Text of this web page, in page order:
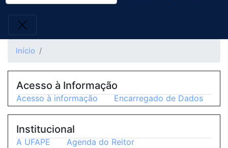
Início
Acesso à Informação
Acesso à informação Encarregado de Dados
Institucional
A UFAPE
Agenda do Reitor